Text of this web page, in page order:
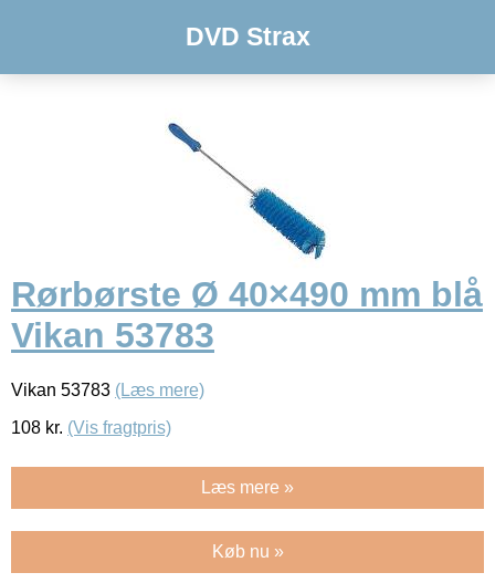
DVD Strax
Rørbørste Ø 40×490 mm blå
Vikan 53783
Vikan 53783 (Læs mere)
108 kr. (Vis fragtpris)
Læs mere »
Køb nu »